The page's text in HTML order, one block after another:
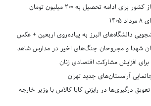
ادامه تحصیل به ۲۰۰ میلیون تومان
دانشگاه‌های البرز به پیاده‌روی اربعین + عکس
شهدا و مجروحان جنگ‌های اخیر در مدارس شاهد
برای افزایش مشارکت اقتصادی زنان
آرامستان‌های جدید تهران
درگیری‌ها در رایزنی کایا کالاس با وزیر خارجه